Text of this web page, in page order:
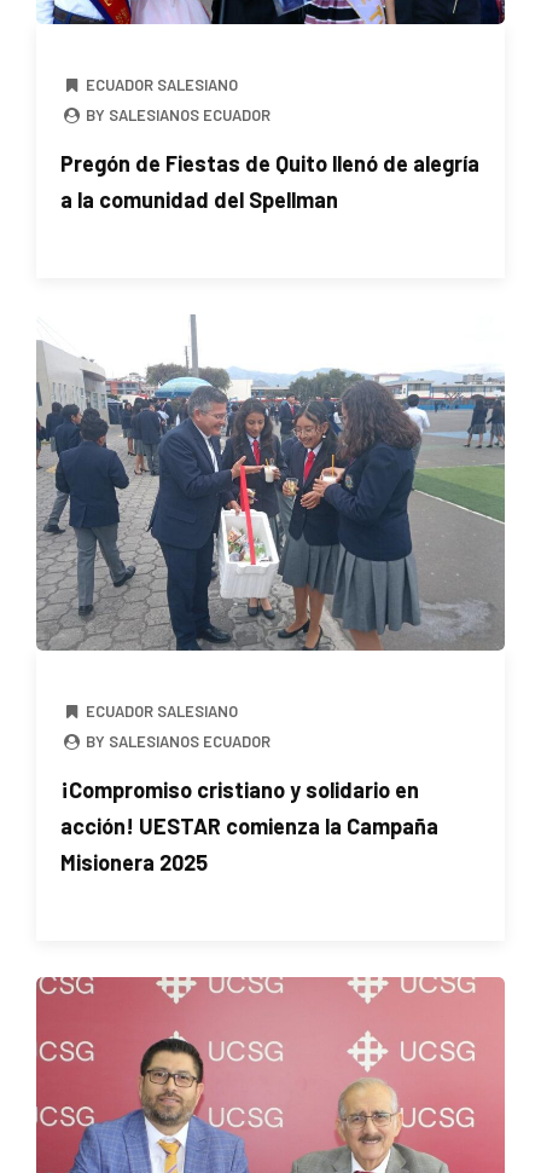
ECUADOR SALESIANO
BY SALESIANOS ECUADOR
Pregón de Fiestas de Quito llenó de alegría
a la comunidad del Spellman
ECUADOR SALESIANO
BY SALESIANOS ECUADOR
¡Compromiso cristiano y solidario en
acción! UESTAR comienza la Campaña
Misionera 2025